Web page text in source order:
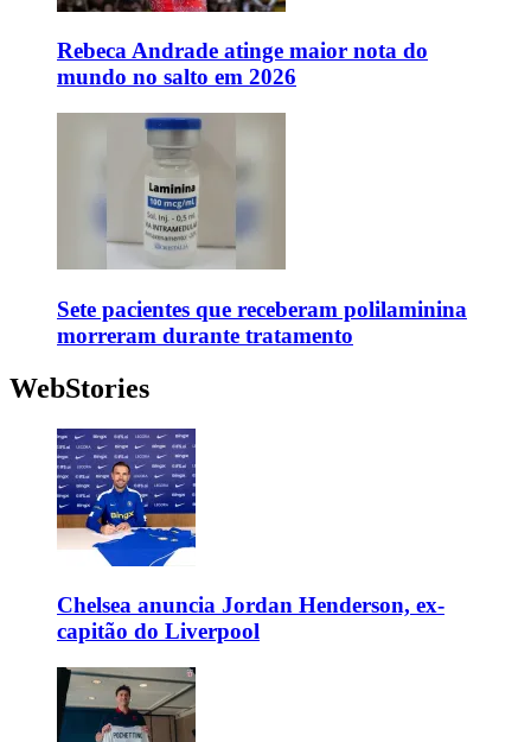
Rebeca Andrade atinge maior nota do
mundo no salto em 2026
Sete pacientes que receberam polilaminina
morreram durante tratamento
WebStories
Chelsea anuncia Jordan Henderson, ex-
capitão do Liverpool